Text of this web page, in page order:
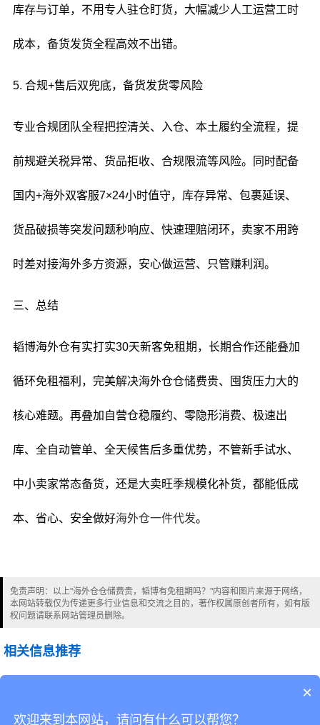
库存与订单，不用专人驻仓盯货，大幅减少人工运营工时
成本，备货发货全程高效不出错。
5. 合规+售后双兜底，备货发货零风险
专业合规团队全程把控清关、入仓、本土履约全流程，提
前规避关税异常、货品拒收、合规限流等风险。同时配备
国内+海外双客服7×24小时值守，库存异常、包裹延误、
货品破损等突发问题秒响应、快速理赔闭环，卖家不用跨
时差对接海外多方资源，安心做运营、只管赚利润。
三、总结
韬博海外仓有实打实30天新客免租期，长期合作还能叠加
循环免租福利，完美解决海外仓仓储费贵、囤货压力大的
核心难题。再叠加自营仓稳履约、零隐形消费、极速出
库、全自动管单、全天候售后多重优势，不管新手试水、
中小卖家常态备货，还是大卖旺季规模化补货，都能低成
本、省心、安全做好海外仓一件代发。
免责声明：以上"海外仓仓储费贵，韬博有免租期吗？"内容和图片来源于网络，
本网站转载仅为传递更多行业信息和交流之目的，著作权属原创者所有，如有版
权问题请联系网站管理员删除。
相关信息推荐
×
欢迎来到本网站，请问有什么可以帮您？